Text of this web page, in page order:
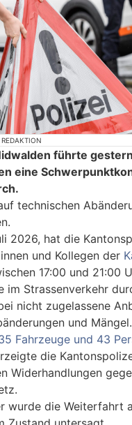
führte
eine
technischen
2026, hat die
und Kollegen der
17:00 und 21:00
im Strassenverkehr
nicht zugelassene
und Mängel.
Fahrzeuge und 43
die
Widerhandlungen
wurde die Weiterfahrt